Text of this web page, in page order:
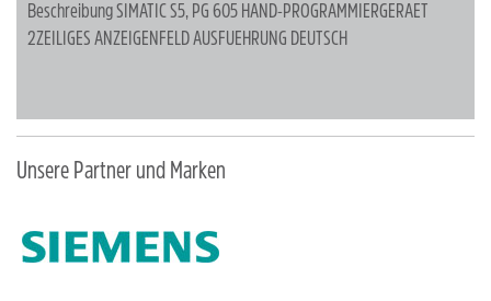
BeschreibungSIMATIC S5, PG 605 HAND-PROGRAMMIERGERAET
2ZEILIGES ANZEIGENFELD AUSFUEHRUNG DEUTSCH
Unsere Partner und Marken